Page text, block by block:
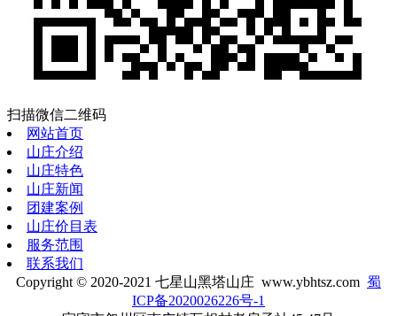
扫描微信二维码
网站首页
山庄介绍
山庄特色
山庄新闻
团建案例
山庄价目表
服务范围
联系我们
Copyright © 2020-2021 七星山黑塔山庄 www.ybhtsz.com 蜀
ICP备2020026226号-1